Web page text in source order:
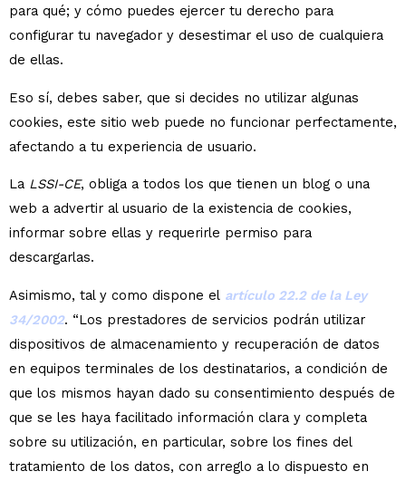
para qué; y cómo puedes ejercer tu derecho para
configurar tu navegador y desestimar el uso de cualquiera
de ellas.
Eso sí, debes saber, que si decides no utilizar algunas
cookies, este sitio web puede no funcionar perfectamente,
afectando a tu experiencia de usuario.
La LSSI-CE, obliga a todos los que tienen un blog o una
web a advertir al usuario de la existencia de cookies,
informar sobre ellas y requerirle permiso para
descargarlas.
Asimismo, tal y como dispone el artículo 22.2 de la Ley
34/2002. “Los prestadores de servicios podrán utilizar
dispositivos de almacenamiento y recuperación de datos
en equipos terminales de los destinatarios, a condición de
que los mismos hayan dado su consentimiento después de
que se les haya facilitado información clara y completa
sobre su utilización, en particular, sobre los fines del
tratamiento de los datos, con arreglo a lo dispuesto en